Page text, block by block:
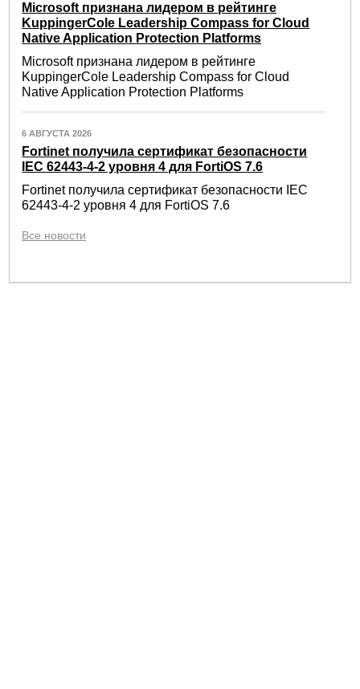
Microsoft признана лидером в рейтинге
KuppingerCole Leadership Compass for Cloud
Native Application Protection Platforms
Microsoft признана лидером в рейтинге
KuppingerCole Leadership Compass for Cloud
Native Application Protection Platforms
6 АВГУСТА 2026
Fortinet получила сертификат безопасности
IEC 62443-4-2 уровня 4 для FortiOS 7.6
Fortinet получила сертификат безопасности IEC
62443-4-2 уровня 4 для FortiOS 7.6
Все новости